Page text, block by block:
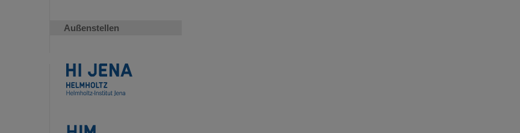
Außenstellen